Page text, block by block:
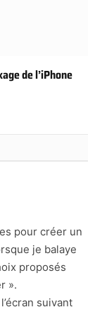
de l’iPhone
pour créer un
je balaye
proposés
».
suivant